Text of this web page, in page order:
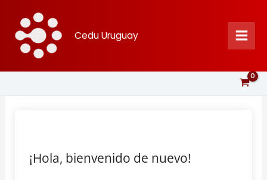
contenido
Cedu Uruguay
¡Hola, bienvenido de nuevo!